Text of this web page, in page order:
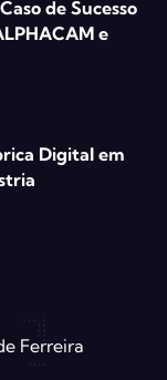
de Sucesso
e
Digital em
Ferreira